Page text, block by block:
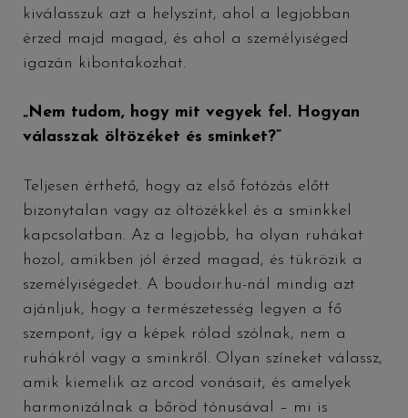
kiválasszuk azt a helyszínt, ahol a legjobban
érzed majd magad, és ahol a személyiséged
igazán kibontakozhat.
„Nem tudom, hogy mit vegyek fel. Hogyan
válasszak öltözéket és sminket?”
Teljesen érthető, hogy az első fotózás előtt
bizonytalan vagy az öltözékkel és a sminkkel
kapcsolatban. Az a legjobb, ha olyan ruhákat
hozol, amikben jól érzed magad, és tükrözik a
személyiségedet. A boudoir.hu-nál mindig azt
ajánljuk, hogy a természetesség legyen a fő
szempont, így a képek rólad szólnak, nem a
ruhákról vagy a sminkről. Olyan színeket válassz,
amik kiemelik az arcod vonásait, és amelyek
harmonizálnak a bőröd tónusával – mi is